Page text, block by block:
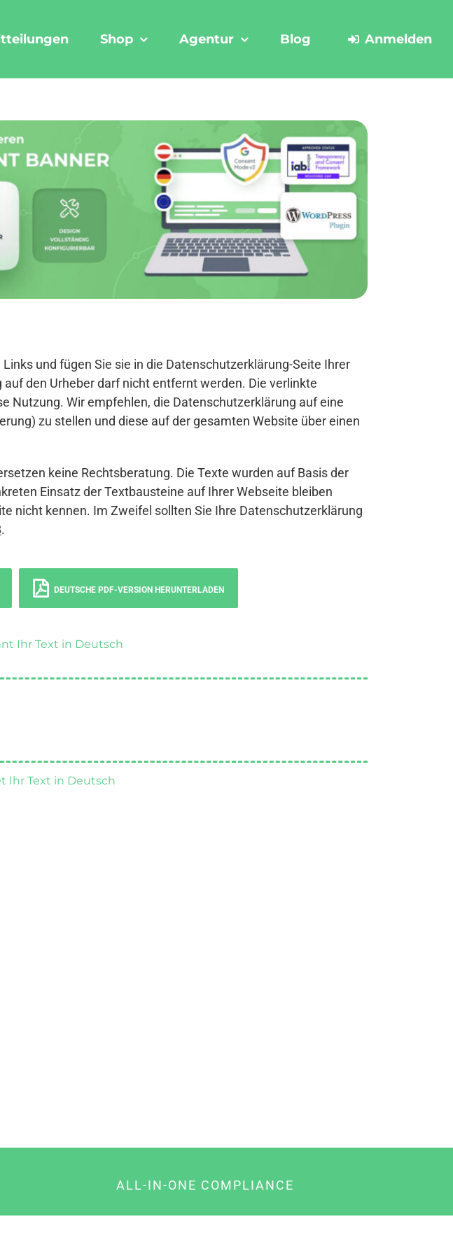
Shop Agentur Blog Anmelden
und fügen Sie sie in die Datenschutzerklärung-Seite Ihrer
den Urheber darf nicht entfernt werden. Die verlinkte
Nutzung. Wir empfehlen, die Datenschutzerklärung auf eine
zu stellen und diese auf der gesamten Website über einen
keine Rechtsberatung. Die Texte wurden auf Basis der
Einsatz der Textbausteine auf Ihrer Webseite bleiben
nicht kennen. Im Zweifel sollten Sie Ihre Datenschutzerklärung
.
DEUTSCHE PDF-VERSION HERUNTERLADEN
Ihr Text in Deutsch
Ihr Text in Deutsch
ALL-IN-ONE COMPLIANCE